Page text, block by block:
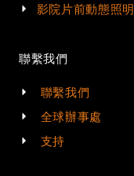
影院片前動態照明
聯繫我們
聯繫我們
全球辦事處
支持